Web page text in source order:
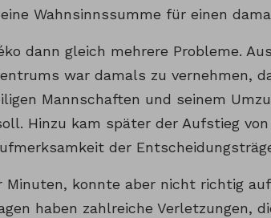
Wahnsinnssumme für einen
dann gleich mehrere Probleme.
war damals zu vernehmen,
Mannschaften und seinem
Hinzu kam später der Aufstieg
der
Minuten, konnte aber nicht richtig
haben zahlreiche Verletzungen,